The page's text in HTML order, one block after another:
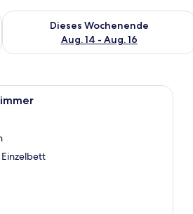
Aug. 10 - Aug. 11.
Dieses Wochenende
Aug. 14 - Aug. 16
Überprüfe die Verfügbarkeit für
Blick ins Freie.Ein modernes Hotelzimmer mit